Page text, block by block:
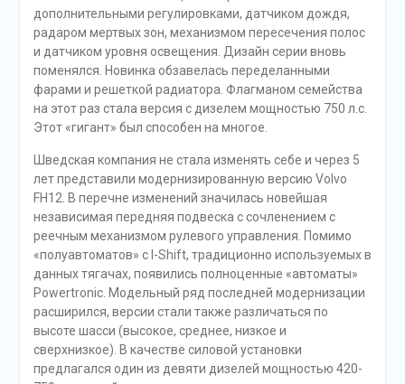
дополнительными регулировками, датчиком дождя,
радаром мертвых зон, механизмом пересечения полос
и датчиком уровня освещения. Дизайн серии вновь
поменялся. Новинка обзавелась переделанными
фарами и решеткой радиатора. Флагманом семейства
на этот раз стала версия с дизелем мощностью 750 л.с.
Этот «гигант» был способен на многое.
Шведская компания не стала изменять себе и через 5
лет представили модернизированную версию Volvo
FH12. В перечне изменений значилась новейшая
независимая передняя подвеска с сочленением с
реечным механизмом рулевого управления. Помимо
«полуавтоматов» с I-Shift, традиционно используемых в
данных тягачах, появились полноценные «автоматы»
Powertronic. Модельный ряд последней модернизации
расширился, версии стали также различаться по
высоте шасси (высокое, среднее, низкое и
сверхнизкое). В качестве силовой установки
предлагался один из девяти дизелей мощностью 420-